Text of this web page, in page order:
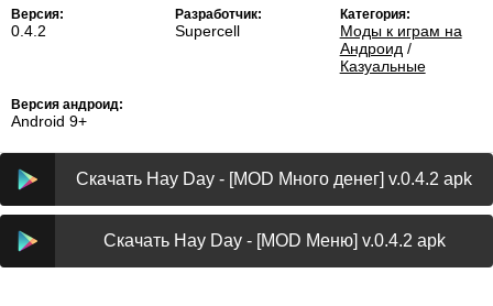
Версия:
0.4.2
Разработчик:
Supercell
Категория:
Моды к играм на
Андроид /
Казуальные
Версия андроид:
Android 9+
Скачать Hay Day - [MOD Много денег] v.0.4.2 apk
Скачать Hay Day - [MOD Меню] v.0.4.2 apk